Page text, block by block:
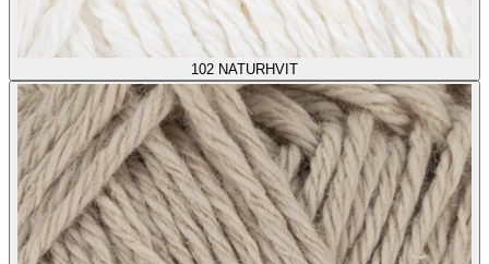
102 NATURHVIT